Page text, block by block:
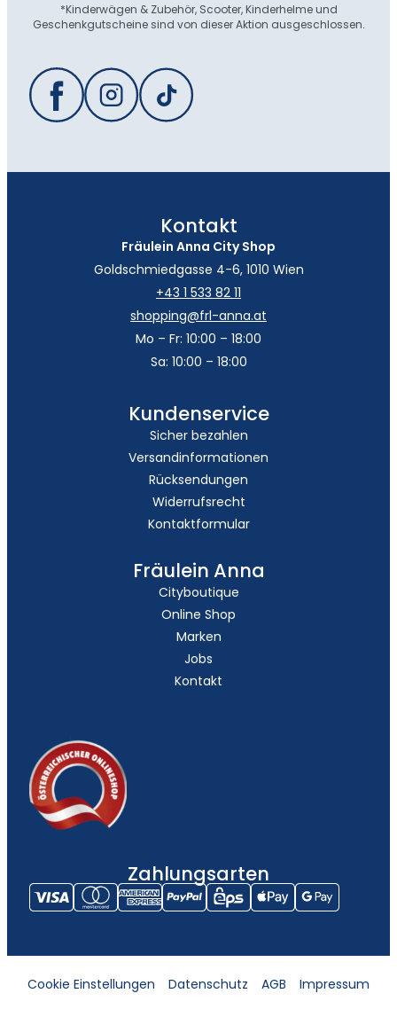
*Kinderwägen & Zubehör, Scooter, Kinderhelme und
Geschenkgutscheine sind von dieser Aktion ausgeschlossen.
Kontakt
Fräulein Anna City Shop
Goldschmiedgasse 4-6, 1010 Wien
+43 1 533 82 11
shopping@frl-anna.at
Mo – Fr: 10:00 – 18:00
Sa: 10:00 – 18:00
Kundenservice
Sicher bezahlen
Versandinformationen
Rücksendungen
Widerrufsrecht
Kontaktformular
Fräulein Anna
Cityboutique
Online Shop
Marken
Jobs
Kontakt
Zahlungsarten
Cookie Einstellungen Datenschutz AGB Impressum